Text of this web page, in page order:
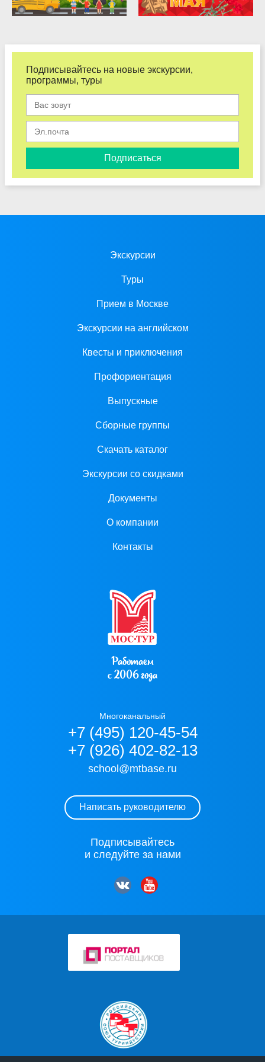
Подписывайтесь на новые экскурсии,
программы, туры
Подписаться
Экскурсии
Туры
Прием в Москве
Экскурсии на английском
Квесты и приключения
Профориентация
Выпускные
Сборные группы
Скачать каталог
Экскурсии со скидками
Документы
О компании
Контакты
Работаем
с 2006 года
Многоканальный
+7 (495) 120-45-54
+7 (926) 402-82-13
school@mtbase.ru
Написать руководителю
Подписывайтесь
и следуйте за нами